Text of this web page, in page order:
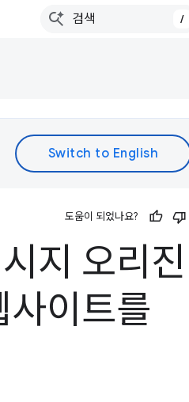
/
도움이 되었나요?
지 오리진
이트를